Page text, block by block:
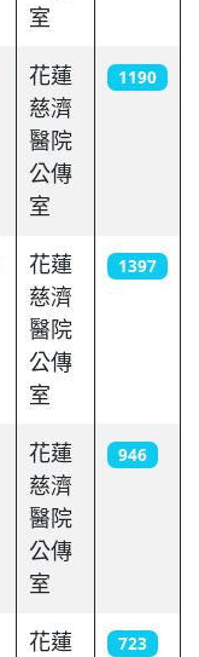
室
花蓮
慈濟
醫院
公傳
室
1190
花蓮
慈濟
醫院
公傳
室
1397
花蓮
慈濟
醫院
公傳
室
946
花蓮
723